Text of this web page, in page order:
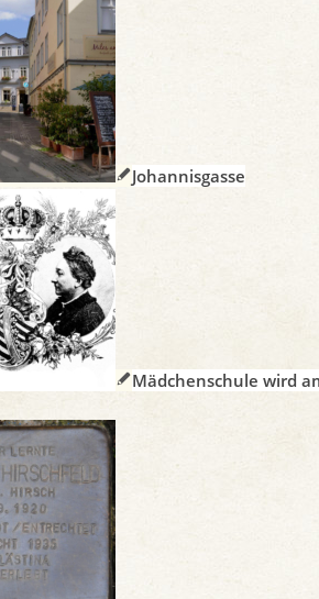
Johannisgasse
Mädchenschule wird
zum neuen
in der
Straße